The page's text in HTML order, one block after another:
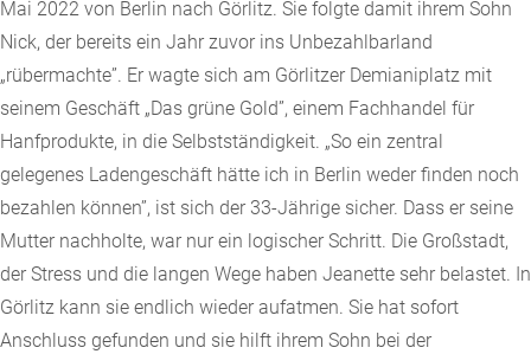
Mai 2022 von Berlin nach Görlitz. Sie folgte damit ihrem Sohn
Nick, der bereits ein Jahr zuvor ins Unbezahlbarland
„rübermachte”. Er wagte sich am Görlitzer Demianiplatz mit
seinem Geschäft „Das grüne Gold”, einem Fachhandel für
Hanfprodukte, in die Selbstständigkeit. „So ein zentral
gelegenes Ladengeschäft hätte ich in Berlin weder finden noch
bezahlen können”, ist sich der 33-Jährige sicher. Dass er seine
Mutter nachholte, war nur ein logischer Schritt. Die Großstadt,
der Stress und die langen Wege haben Jeanette sehr belastet. In
Görlitz kann sie endlich wieder aufatmen. Sie hat sofort
Anschluss gefunden und sie hilft ihrem Sohn bei der